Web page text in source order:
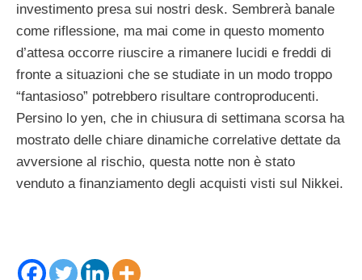
investimento presa sui nostri desk. Sembrerà banale
come riflessione, ma mai come in questo momento
d’attesa occorre riuscire a rimanere lucidi e freddi di
fronte a situazioni che se studiate in un modo troppo
“fantasioso” potrebbero risultare controproducenti.
Persino lo yen, che in chiusura di settimana scorsa ha
mostrato delle chiare dinamiche correlative dettate da
avversione al rischio, questa notte non è stato
venduto a finanziamento degli acquisti visti sul Nikkei.